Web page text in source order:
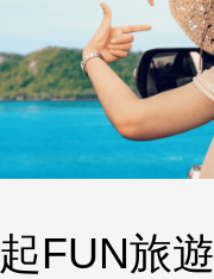
FUN旅遊